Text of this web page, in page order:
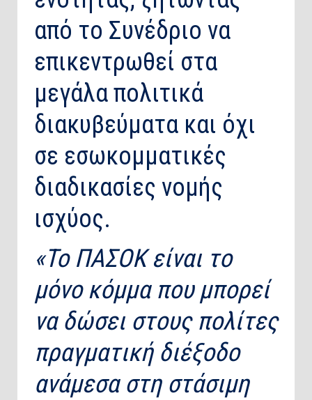
από το Συνέδριο να
επικεντρωθεί στα
μεγάλα πολιτικά
διακυβεύματα και όχι
σε εσωκομματικές
διαδικασίες νομής
ισχύος.
«Το ΠΑΣΟΚ είναι το
μόνο κόμμα που μπορεί
να δώσει στους πολίτες
πραγματική διέξοδο
ανάμεσα στη στάσιμη